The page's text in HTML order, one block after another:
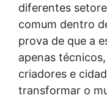
diferentes
comum dentro
prova de que a
apenas
criadores e
transformar o